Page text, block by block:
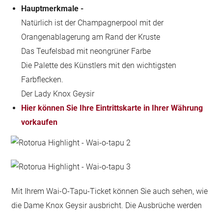
Hauptmerkmale -
Natürlich ist der Champagnerpool mit der
Orangenablagerung am Rand der Kruste
Das Teufelsbad mit neongrüner Farbe
Die Palette des Künstlers mit den wichtigsten
Farbflecken.
Der Lady Knox Geysir
Hier können Sie Ihre Eintrittskarte in Ihrer Währung
vorkaufen
Mit Ihrem Wai-O-Tapu-Ticket können Sie auch sehen, wie
die Dame Knox Geysir ausbricht. Die Ausbrüche werden